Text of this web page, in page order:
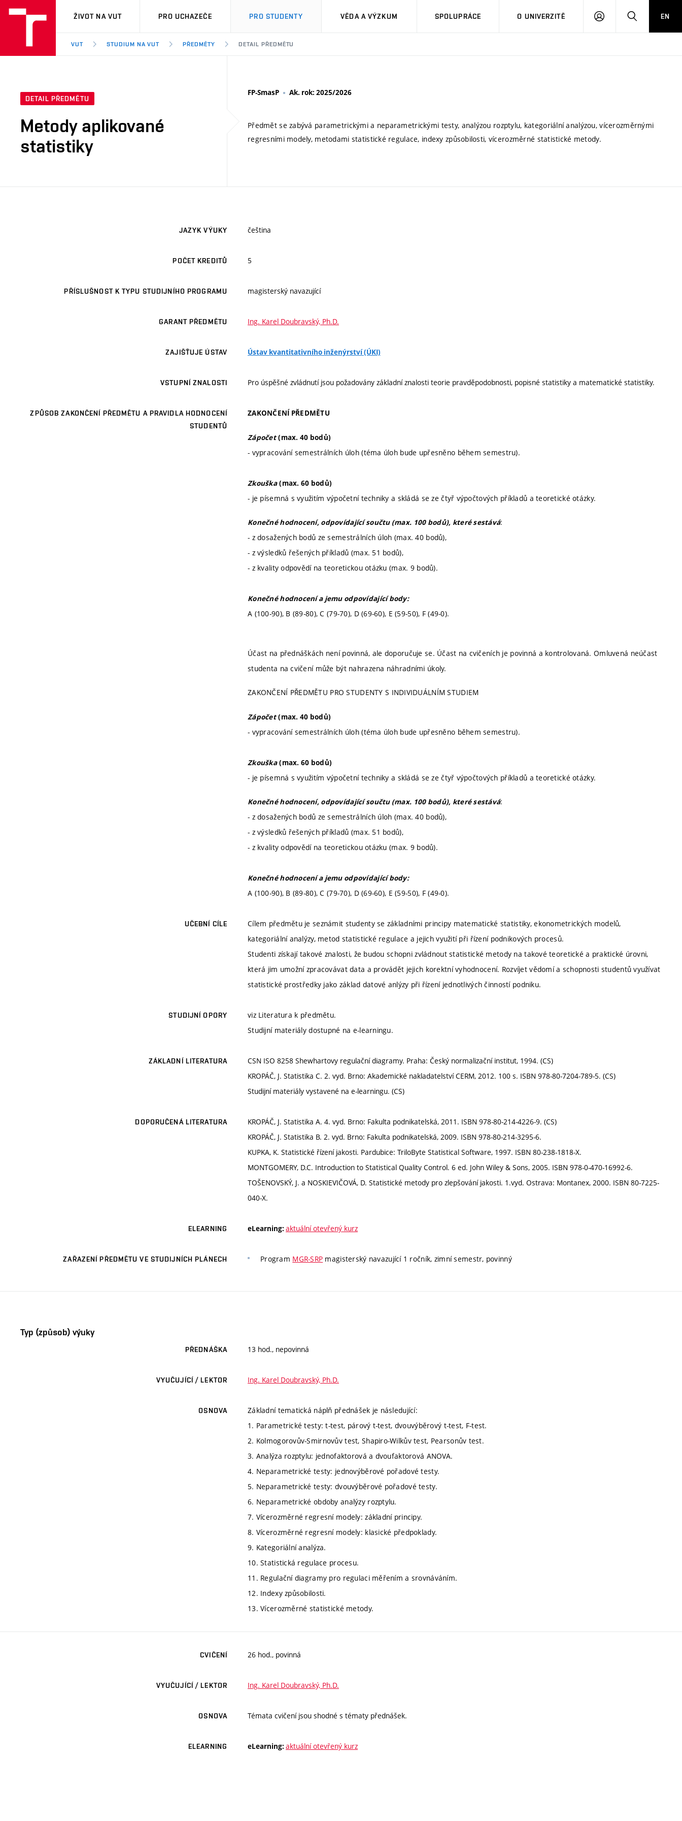
VUT
ŽIVOT NA VUT PRO UCHAZEČE PRO STUDENTY VĚDA A VÝZKUM SPOLUPRÁCE O UNIVERZITĚ
PŘIHLÁSIT HLEDATEN
VUT STUDIUM NA VUT PŘEDMĚTY DETAIL PŘEDMĚTU
DETAIL PŘEDMĚTU
Metody aplikované
statistiky
FP-SmasP Ak. rok: 2025/2026
Předmět se zabývá parametrickými a neparametrickými testy, analýzou rozptylu, kategoriální analýzou, vícerozměrnými
regresními modely, metodami statistické regulace, indexy způsobilosti, vícerozměrné statistické metody.
JAZYK VÝUKY čeština
POČET KREDITŮ 5
PŘÍSLUŠNOST K TYPU STUDIJNÍHO PROGRAMU magisterský navazující
GARANT PŘEDMĚTU Ing. Karel Doubravský, Ph.D.
ZAJIŠŤUJE ÚSTAV Ústav kvantitativního inženýrství (ÚKI)
VSTUPNÍ ZNALOSTI Pro úspěšné zvládnutí jsou požadovány základní znalosti teorie pravděpodobnosti, popisné statistiky a matematické statistiky.
ZPŮSOB ZAKONČENÍ PŘEDMĚTU A PRAVIDLA HODNOCENÍ
STUDENTŮ
ZAKONČENÍ PŘEDMĚTU
Zápočet (max. 40 bodů)
- vypracování semestrálních úloh (téma úloh bude upřesněno během semestru).
Zkouška (max. 60 bodů)
- je písemná s využitím výpočetní techniky a skládá se ze čtyř výpočtových příkladů a teoretické otázky.
Konečné hodnocení, odpovídající součtu (max. 100 bodů), které sestává:
- z dosažených bodů ze semestrálních úloh (max. 40 bodů),
- z výsledků řešených příkladů (max. 51 bodů),
- z kvality odpovědí na teoretickou otázku (max. 9 bodů).
Konečné hodnocení a jemu odpovídající body:
A (100-90), B (89-80), C (79-70), D (69-60), E (59-50), F (49-0).
Účast na přednáškách není povinná, ale doporučuje se. Účast na cvičeních je povinná a kontrolovaná. Omluvená neúčast
studenta na cvičení může být nahrazena náhradními úkoly.
ZAKONČENÍ PŘEDMĚTU PRO STUDENTY S INDIVIDUÁLNÍM STUDIEM
Zápočet (max. 40 bodů)
- vypracování semestrálních úloh (téma úloh bude upřesněno během semestru).
Zkouška (max. 60 bodů)
- je písemná s využitím výpočetní techniky a skládá se ze čtyř výpočtových příkladů a teoretické otázky.
Konečné hodnocení, odpovídající součtu (max. 100 bodů), které sestává:
- z dosažených bodů ze semestrálních úloh (max. 40 bodů),
- z výsledků řešených příkladů (max. 51 bodů),
- z kvality odpovědí na teoretickou otázku (max. 9 bodů).
Konečné hodnocení a jemu odpovídající body:
A (100-90), B (89-80), C (79-70), D (69-60), E (59-50), F (49-0).
UČEBNÍ CÍLE
Cílem předmětu je seznámit studenty se základními principy matematické statistiky, ekonometrických modelů,
kategoriální analýzy, metod statistické regulace a jejich využití při řízení podnikových procesů.
Studenti získají takové znalosti, že budou schopni zvládnout statistické metody na takové teoretické a praktické úrovni,
která jim umožní zpracovávat data a provádět jejich korektní vyhodnocení. Rozvíjet vědomí a schopnosti studentů využívat
statistické prostředky jako základ datové anlýzy při řízení jednotlivých činností podniku.
STUDIJNÍ OPORY
viz Literatura k předmětu.
Studijní materiály dostupné na e-learningu.
ZÁKLADNÍ LITERATURA
CSN ISO 8258 Shewhartovy regulační diagramy. Praha: Český normalizační institut, 1994. (CS)
KROPÁČ, J. Statistika C. 2. vyd. Brno: Akademické nakladatelství CERM, 2012. 100 s. ISBN 978-80-7204-789-5. (CS)
Studijní materiály vystavené na e-learningu. (CS)
DOPORUČENÁ LITERATURA
KROPÁČ, J. Statistika A. 4. vyd. Brno: Fakulta podnikatelská, 2011. ISBN 978-80-214-4226-9. (CS)
KROPÁČ, J. Statistika B. 2. vyd. Brno: Fakulta podnikatelská, 2009. ISBN 978-80-214-3295-6.
KUPKA, K. Statistické řízení jakosti. Pardubice: TriloByte Statistical Software, 1997. ISBN 80-238-1818-X.
MONTGOMERY, D.C. Introduction to Statistical Quality Control. 6 ed. John Wiley & Sons, 2005. ISBN 978-0-470-16992-6.
TOŠENOVSKÝ, J. a NOSKIEVIČOVÁ, D. Statistické metody pro zlepšování jakosti. 1.vyd. Ostrava: Montanex, 2000. ISBN 80-7225-
040-X.
ELEARNING eLearning: aktuální otevřený kurz
ZAŘAZENÍ PŘEDMĚTU VE STUDIJNÍCH PLÁNECH Program MGR-SRP magisterský navazující 1 ročník, zimní semestr, povinný
Typ (způsob) výuky
PŘEDNÁŠKA 13 hod., nepovinná
VYUČUJÍCÍ / LEKTOR Ing. Karel Doubravský, Ph.D.
OSNOVA
Základní tematická náplň přednášek je následující:
1. Parametrické testy: t-test, párový t-test, dvouvýběrový t-test, F-test.
2. Kolmogorovův-Smirnovův test, Shapiro-Wilkův test, Pearsonův test.
3. Analýza rozptylu: jednofaktorová a dvoufaktorová ANOVA.
4. Neparametrické testy: jednovýběrové pořadové testy.
5. Neparametrické testy: dvouvýběrové pořadové testy.
6. Neparametrické obdoby analýzy rozptylu.
7. Vícerozměrné regresní modely: základní principy.
8. Vícerozměrné regresní modely: klasické předpoklady.
9. Kategoriální analýza.
10. Statistická regulace procesu.
11. Regulační diagramy pro regulaci měřením a srovnáváním.
12. Indexy způsobilosti.
13. Vícerozměrné statistické metody.
CVIČENÍ 26 hod., povinná
VYUČUJÍCÍ / LEKTOR Ing. Karel Doubravský, Ph.D.
OSNOVA Témata cvičení jsou shodné s tématy přednášek.
ELEARNING eLearning: aktuální otevřený kurz